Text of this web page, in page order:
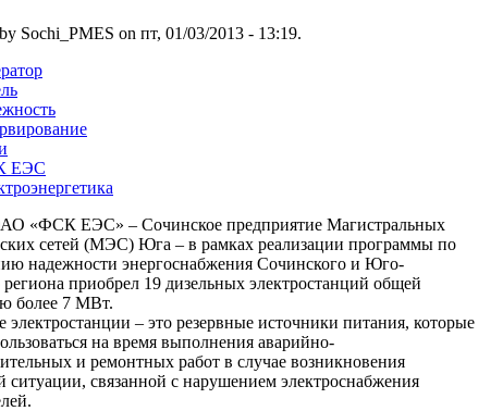
Sochi_PMES on пт, 01/03/2013 - 13:19.
ЕЭС
«ФСК ЕЭС» – Сочинское предприятие Магистральных
сетей (МЭС) Юга – в рамках реализации программы по
надежности энергоснабжения Сочинского и Юго-
региона приобрел 19 дизельных электростанций общей
более 7 МВт.
электростанции – это резервные источники питания, которые
на время выполнения аварийно-
и ремонтных работ в случае возникновения
ситуации, связанной с нарушением электроснабжения